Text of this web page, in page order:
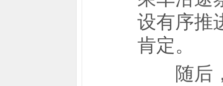
设有序推
肯定。
随后，